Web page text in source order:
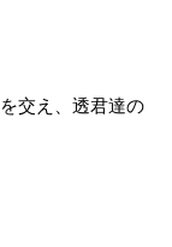
交え、透君達の